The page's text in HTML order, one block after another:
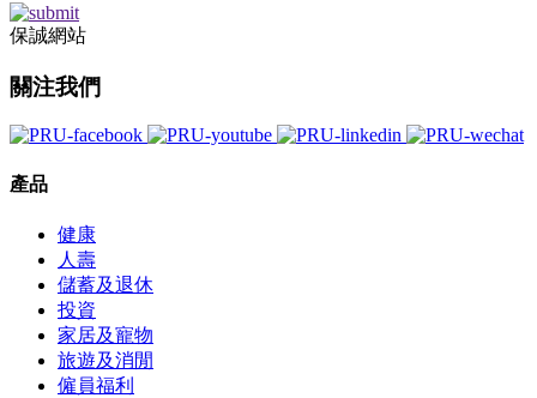
保誠網站
關注我們
產品
健康
人壽
儲蓄及退休
投資
家居及寵物
旅遊及消閒
僱員福利